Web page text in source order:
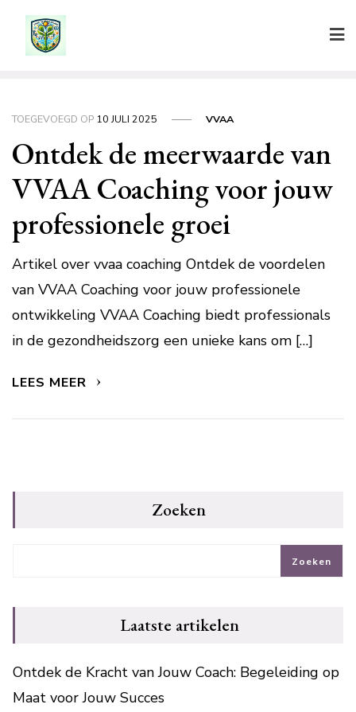
TOEGEVOEGD OP 10 JULI 2025 VVAA
Ontdek de meerwaarde van
VVAA Coaching voor jouw
professionele groei
Artikel over vvaa coaching Ontdek de voordelen
van VVAA Coaching voor jouw professionele
ontwikkeling VVAA Coaching biedt professionals
in de gezondheidszorg een unieke kans om […]
LEES MEER
Zoeken
Zoeken
Laatste artikelen
Ontdek de Kracht van Jouw Coach: Begeleiding op
Maat voor Jouw Succes